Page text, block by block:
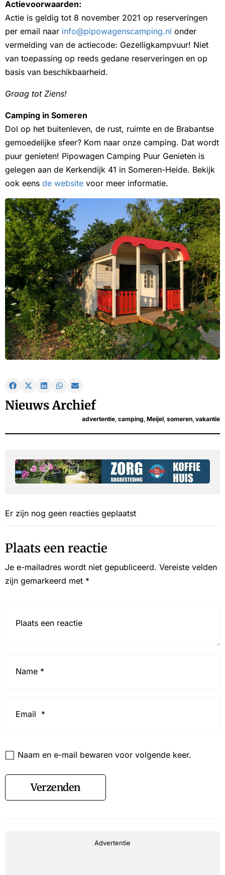
Actievoorwaarden:
Actie is geldig tot 8 november 2021 op reserveringen
per email naar info@pipowagenscamping.nl onder
vermelding van de actiecode: Gezelligkampvuur! Niet
van toepassing op reeds gedane reserveringen en op
basis van beschikbaarheid.
Graag tot Ziens!
Camping in Someren
Dol op het buitenleven, de rust, ruimte en de Brabantse
gemoedelijke sfeer? Kom naar onze camping. Dat wordt
puur genieten! Pipowagen Camping Puur Genieten is
gelegen aan de Kerkendijk 41 in Someren-Heide. Bekijk
ook eens de website voor meer informatie.
Nieuws Archief
advertentie, camping, Meijel, someren, vakantie
Er zijn nog geen reacties geplaatst
Plaats een reactie
Je e-mailadres wordt niet gepubliceerd. Vereiste velden
zijn gemarkeerd met *
Naam en e-mail bewaren voor volgende keer.
Verzenden
Advertentie